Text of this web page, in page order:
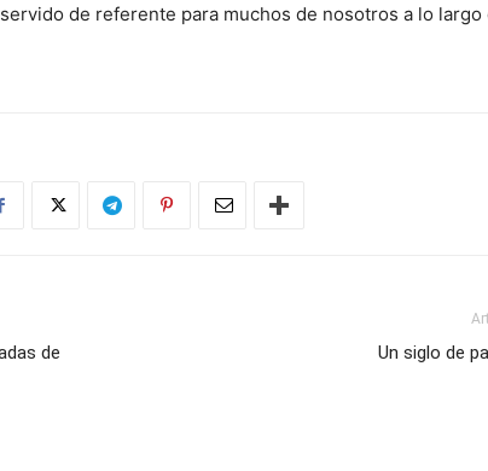
de referente para muchos de nosotros a lo largo
de
Un siglo de